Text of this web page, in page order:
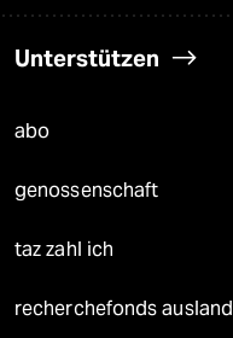
Unterstützen
abo
genossenschaft
taz zahl ich
recherchefonds ausland